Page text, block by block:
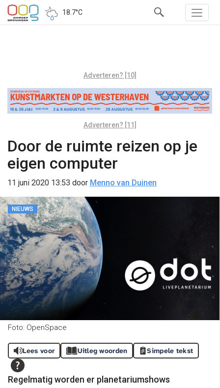
18.7°C
Adverteren? [10]
Adverteren? [11]
Door de ruimte reizen op je
eigen computer
11 juni 2020 13:53 door Menno van Duinen
NIEUWS
Foto: OpenSpace
Lees voor Uitleg woorden Simpele tekst
Regelmatig worden er planetariumshows